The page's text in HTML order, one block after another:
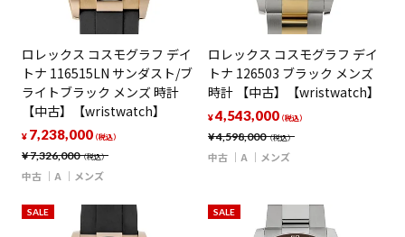
ロレックス コスモグラフ デイ
トナ 116515LN サンダスト/ブ
ライトブラック メンズ 時計
【中古】【wristwatch】
¥7,326,000（税込）
¥ 7,238,000（税込）
中古 A メンズ
ロレックス コスモグラフ デイ
トナ 126503 ブラック メンズ
時計 【中古】【wristwatch】
¥4,598,000（税込）
¥4,543,000（税込）
中古 A メンズ
SALE SALE